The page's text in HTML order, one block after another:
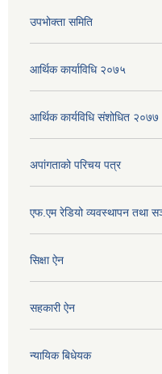
उपभोक्ता समिति
आर्थिक कार्याविधि २०७५
आर्थिक कार्यविधि संशोधित २०७७
अपांगताको परिचय पत्र
एफ.एम रेडियो व्यवस्थापन तथा
सिक्षा ऐन
सहकारी ऐन
न्यायिक बिधेयक